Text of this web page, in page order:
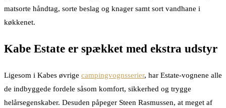
matsorte håndtag, sorte beslag og knager samt sort vandhane i
køkkenet.
Kabe Estate er spækket med ekstra udstyr
Ligesom i Kabes øvrige campingvognsserier, har Estate-vognene alle
de indbyggede fordele såsom komfort, sikkerhed og trygge
helårsegenskaber. Desuden påpeger Steen Rasmussen, at meget af